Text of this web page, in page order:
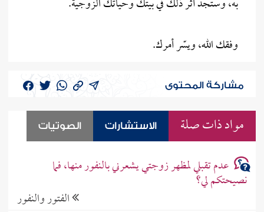
وفقك الله، ويسّر أمرك.
مشاركة المحتوى
مواد ذات صلة الاستشارات الصوتيات
عدم تقبلي لمظهر زوجتي يشعرني بالنفور منها، فما
نصيحتكم لي؟
الفتور والنفور